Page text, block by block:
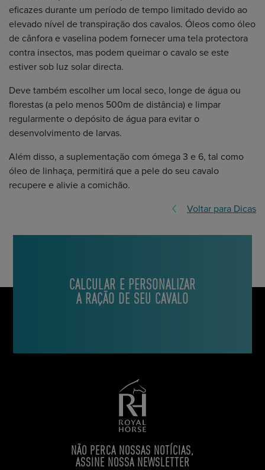
eficazes durante um período de tempo limitado devido ao
elevado nível de transpiração dos cavalos. Óleos como óleo
de cânfora e vaselina podem fornecer uma tela protectora
contra insectos, mas podem queimar o cavalo se este
estiver sob luz solar directa.
Deve também escolher um local seco, longe de água ou
florestas (a pelo menos 500m de distância) e limpar
regularmente o depósito de água para evitar o
desenvolvimento de larvas.
Além disso, a suplementação com ómega 3 e 6, tal como
óleo de linhaça, permitirá que a pele do seu cavalo
recupere e alivie a comichão.
Voltar para Dicas
CALCULAR E PERSONALIZAR
A RAÇÃO DE SEU CAVALO
NÃO PERCA NOSSAS NOTÍCIAS,
ASSINE NOSSA NEWSLETTER